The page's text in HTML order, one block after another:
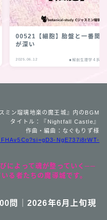
00521【細胞】胎盤と一番関
が深い
2025.06.12 ■解剖生理学４択ク
スミン瑠璃地楽の魔王城』内のBGM
タイトル：『Nightfall Castle』
作曲・編曲：なぐもりず様
NgE737i8rWT-
によって魂が整っていく──
る者たちの魔導城です。
問｜2026年6月上旬現